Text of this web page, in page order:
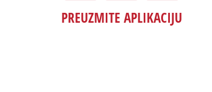
PREUZMITE APLIKACIJU